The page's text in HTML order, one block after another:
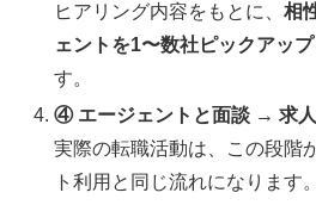
ヒアリング内容をもとに、相
ェントを1〜数社ピックアップ
す。
④ エージェントと面談 → 求
実際の転職活動は、この段階
ト利用と同じ流れになります。